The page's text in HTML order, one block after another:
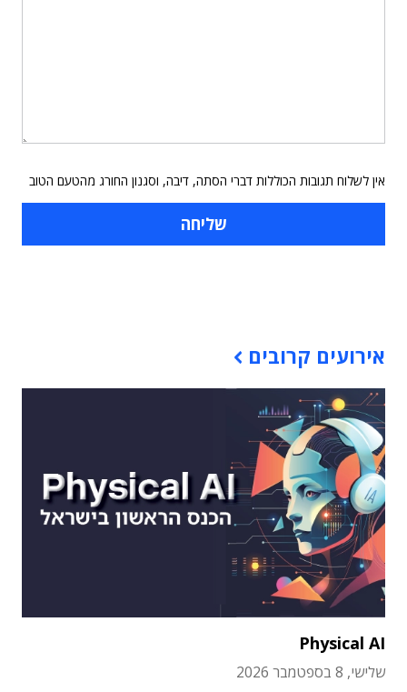
אין לשלוח תגובות הכוללות דברי הסתה, דיבה, וסגנון החורג מהטעם הטוב
אירועים קרובים
Physical AI
שלישי, 8 בספטמבר 2026